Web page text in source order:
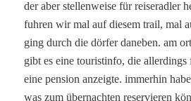
der aber stellenweise für reiseradler
fuhren wir mal auf diesem trail, mal
ging durch die dörfer daneben. am
gibt es eine touristinfo, die
eine pension anzeigte. immerhin
was zum übernachten reservieren